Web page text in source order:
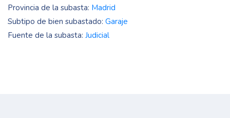
Provincia de la subasta: Madrid
Subtipo de bien subastado: Garaje
Fuente de la subasta: Judicial